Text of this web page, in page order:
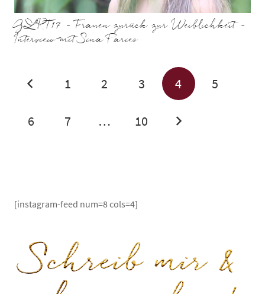
GLRT17 – Frauen zurück zur Weiblichkeit –
Interview mit Sina Paries
1 2 3 4 5
6 7 … 10
[instagram-feed num=8 cols=4]